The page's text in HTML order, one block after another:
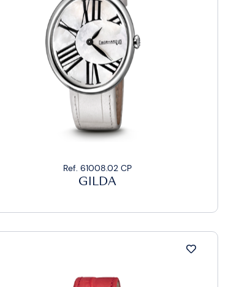
Ref. 61008.02 CP
GILDA